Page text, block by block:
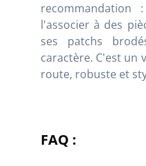
l'associer à des
ses patchs
caractère. C'est un
route, robuste et
FAQ :